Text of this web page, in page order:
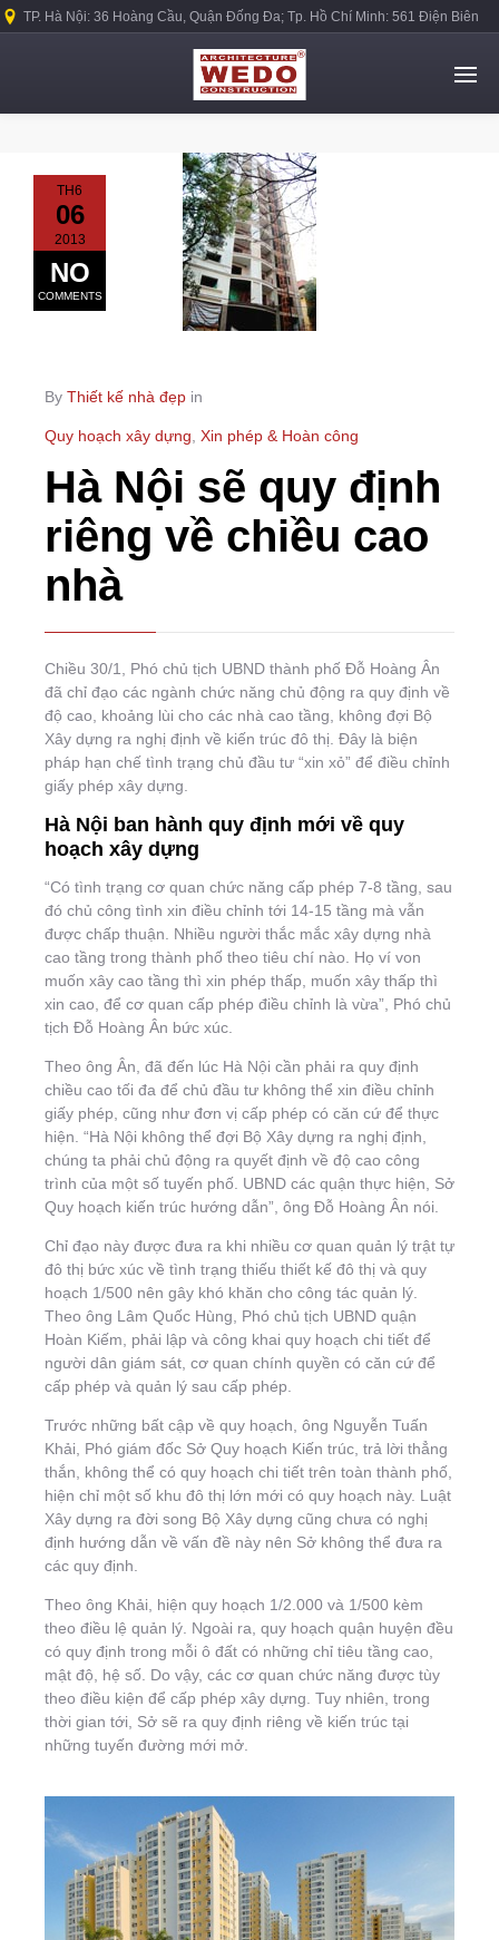
TP. Hà Nội: 36 Hoàng Cầu, Quận Đống Đa; Tp. Hồ Chí Minh: 561 Điện Biên
TH6
06
2013
NO
COMMENTS
By Thiết kế nhà đẹp in
Quy hoạch xây dựng Xin phép & Hoàn công
Hà Nội sẽ quy định
riêng về chiều cao
nhà
Chiều 30/1, Phó chủ tịch UBND thành phố Đỗ Hoàng Ân
đã chỉ đạo các ngành chức năng chủ động ra quy định về
độ cao, khoảng lùi cho các nhà cao tầng, không đợi Bộ
Xây dựng ra nghị định về kiến trúc đô thị. Đây là biện
pháp hạn chế tình trạng chủ đầu tư “xin xỏ” để điều chỉnh
giấy phép xây dựng.
Hà Nội ban hành quy định mới về quy
hoạch xây dựng
“Có tình trạng cơ quan chức năng cấp phép 7-8 tầng, sau
đó chủ công tình xin điều chỉnh tới 14-15 tầng mà vẫn
được chấp thuận. Nhiều người thắc mắc xây dựng nhà
cao tầng trong thành phố theo tiêu chí nào. Họ ví von
muốn xây cao tầng thì xin phép thấp, muốn xây thấp thì
xin cao, để cơ quan cấp phép điều chỉnh là vừa”, Phó chủ
tịch Đỗ Hoàng Ân bức xúc.
Theo ông Ân, đã đến lúc Hà Nội cần phải ra quy định
chiều cao tối đa để chủ đầu tư không thể xin điều chỉnh
giấy phép, cũng như đơn vị cấp phép có căn cứ để thực
hiện. “Hà Nội không thể đợi Bộ Xây dựng ra nghị định,
chúng ta phải chủ động ra quyết định về độ cao công
trình của một số tuyến phố. UBND các quận thực hiện, Sở
Quy hoạch kiến trúc hướng dẫn”, ông Đỗ Hoàng Ân nói.
Chỉ đạo này được đưa ra khi nhiều cơ quan quản lý trật tự
đô thị bức xúc về tình trạng thiếu thiết kế đô thị và quy
hoạch 1/500 nên gây khó khăn cho công tác quản lý.
Theo ông Lâm Quốc Hùng, Phó chủ tịch UBND quận
Hoàn Kiếm, phải lập và công khai quy hoạch chi tiết để
người dân giám sát, cơ quan chính quyền có căn cứ để
cấp phép và quản lý sau cấp phép.
Trước những bất cập về quy hoạch, ông Nguyễn Tuấn
Khải, Phó giám đốc Sở Quy hoạch Kiến trúc, trả lời thẳng
thắn, không thể có quy hoạch chi tiết trên toàn thành phố,
hiện chỉ một số khu đô thị lớn mới có quy hoạch này. Luật
Xây dựng ra đời song Bộ Xây dựng cũng chưa có nghị
định hướng dẫn về vấn đề này nên Sở không thể đưa ra
các quy định.
Theo ông Khải, hiện quy hoạch 1/2.000 và 1/500 kèm
theo điều lệ quản lý. Ngoài ra, quy hoạch quận huyện đều
có quy định trong mỗi ô đất có những chỉ tiêu tầng cao,
mật độ, hệ số. Do vậy, các cơ quan chức năng được tùy
theo điều kiện để cấp phép xây dựng. Tuy nhiên, trong
thời gian tới, Sở sẽ ra quy định riêng về kiến trúc tại
những tuyến đường mới mở.